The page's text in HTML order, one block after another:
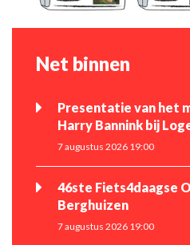
Net binnen
Presentatie van het
Harry Bannink bij
7 augustus 2026 19:00
46ste Fiets4daagse
Berghuizen
7 augustus 2026 19:00